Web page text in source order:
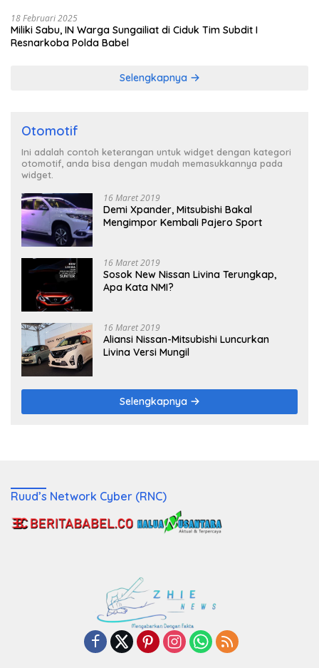
18 Februari 2025
Miliki Sabu, IN Warga Sungailiat di Ciduk Tim Subdit I
Resnarkoba Polda Babel
Selengkapnya
Otomotif
Ini adalah contoh keterangan untuk widget dengan kategori
otomotif, anda bisa dengan mudah memasukkannya pada
widget.
16 Maret 2019
Demi Xpander, Mitsubishi Bakal
Mengimpor Kembali Pajero Sport
16 Maret 2019
Sosok New Nissan Livina Terungkap,
Apa Kata NMI?
16 Maret 2019
Aliansi Nissan-Mitsubishi Luncurkan
Livina Versi Mungil
Selengkapnya
Ruud’s Network Cyber (RNC)